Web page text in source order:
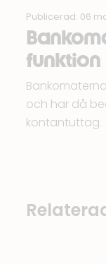
Publicerad: 06
funktion
och har då
kontantuttag.